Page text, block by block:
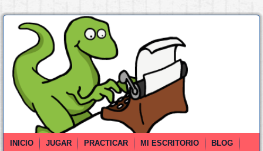
INICIO JUGAR PRACTICAR MI ESCRITORIO
BLOG